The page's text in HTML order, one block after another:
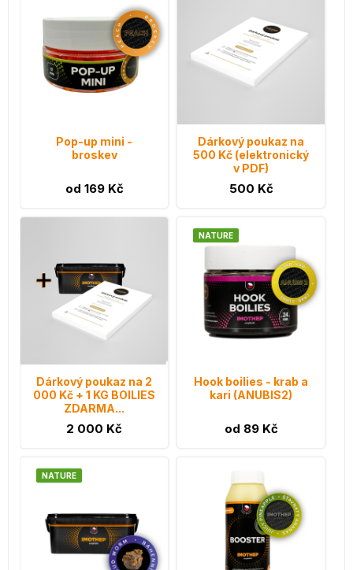
Pop-up mini -
broskev
od 169 Kč
Dárkový poukaz na
500 Kč (elektronický
v PDF)
500 Kč
Dárkový poukaz na 2
000 Kč + 1 KG BOILIES
ZDARMA...
2 000 Kč
NATURE
Hook boilies - krab a
kari (ANUBIS2)
od 89 Kč
NATURE